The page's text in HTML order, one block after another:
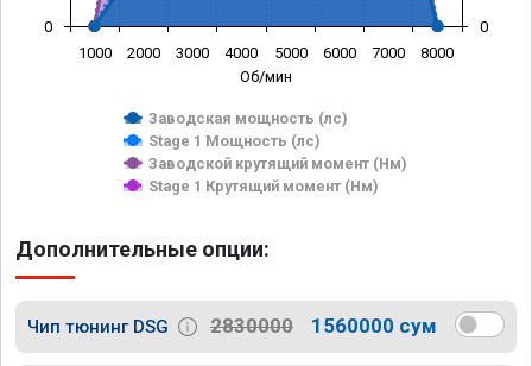
Об/мин
Заводская мощность (лс)
Stage 1 Мощность (лс)
Заводской крутящий момент (Нм)
Stage 1 Крутящий момент (Нм)
1000 2000 3000 4000 5000 6000 7000 8000
0 0
Дополнительные опции:
Чип тюнинг DSG 2830000 1560000 сум